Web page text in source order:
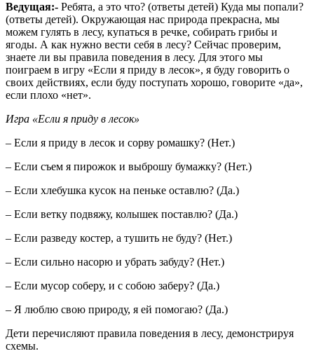
Ведущая:- Ребята, а это что? (ответы детей) Куда мы попали?
(ответы детей). Окружающая нас природа прекрасна, мы
можем гулять в лесу, купаться в речке, собирать грибы и
ягоды. А как нужно вести себя в лесу? Сейчас проверим,
знаете ли вы правила поведения в лесу. Для этого мы
поиграем в игру «Если я приду в лесок», я буду говорить о
своих действиях, если буду поступать хорошо, говорите «да»,
если плохо «нет».
Игра «Если я приду в лесок»
– Если я приду в лесок и сорву ромашку? (Нет.)
– Если съем я пирожок и выброшу бумажку? (Нет.)
– Если хлебушка кусок на пеньке оставлю? (Да.)
– Если ветку подвяжу, колышек поставлю? (Да.)
– Если разведу костер, а тушить не буду? (Нет.)
– Если сильно насорю и убрать забуду? (Нет.)
– Если мусор соберу, и с собою заберу? (Да.)
– Я люблю свою природу, я ей помогаю? (Да.)
Дети перечисляют правила поведения в лесу, демонстрируя
схемы.